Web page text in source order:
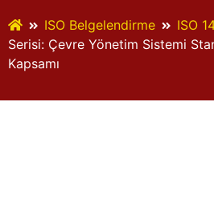
ISO Belgelendirme ISO
Serisi: Çevre Yönetim Sistemi
Kapsamı